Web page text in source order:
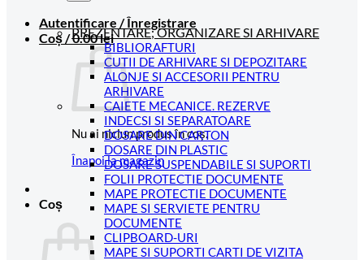
Autentificare / Înregistrare
Coș /0.00lei
Nu ai niciun produs în coș.
Înapoi la magazin
Coș
PREZENTARE; ORGANIZARE SI ARHIVARE
BIBLIORAFTURI
CUTII DE ARHIVARE SI DEPOZITARE
ALONJE SI ACCESORII PENTRU
ARHIVARE
CAIETE MECANICE. REZERVE
INDECSI SI SEPARATOARE
DOSARE DIN CARTON
DOSARE DIN PLASTIC
DOSARE SUSPENDABILE SI SUPORTI
FOLII PROTECTIE DOCUMENTE
MAPE PROTECTIE DOCUMENTE
MAPE SI SERVIETE PENTRU
DOCUMENTE
CLIPBOARD-URI
MAPE SI SUPORTI CARTI DE VIZITA